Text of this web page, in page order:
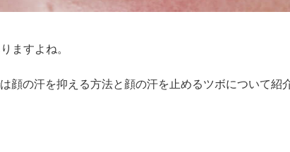
ますよね。
顔の汗を抑える方法と顔の汗を止めるツボについて紹